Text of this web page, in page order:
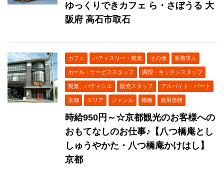
ゆっくりできカフェ ら・さぼうる 大
阪府 高石市取石
カフェ パティスリー・製菓 その他 新着求人
ホール・サービススタッフ 調理・キッチンスタッフ
製菓、パティシエ 販売スタッフ アルバイト・パート
京都 エリア ジャンル 職種 雇用形態
時給950円～☆京都観光のお客様への
おもてなしのお仕事♪【八つ橋庵とし
しゅうやかた・八つ橋庵かけはし】
京都